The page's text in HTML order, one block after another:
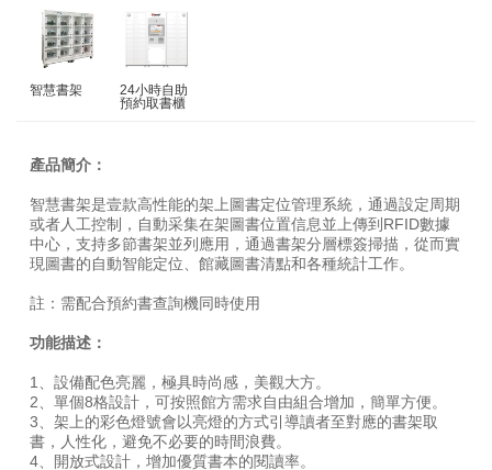
智慧書架
24小時自助
預約取書櫃
產品簡介：
智慧書架是壹款高性能的架上圖書定位管理系統，通過設定周期
或者人工控制，自動采集在架圖書位置信息並上傳到RFID數據
中心，支持多節書架並列應用，通過書架分層標簽掃描，從而實
現圖書的自動智能定位、館藏圖書清點和各種統計工作。
註：需配合預約書查詢機同時使用
功能描述：
1、設備配色亮麗，極具時尚感，美觀大方。
2、單個8格設計，可按照館方需求自由組合增加，簡單方便。
3、架上的彩色燈號會以亮燈的方式引導讀者至對應的書架取
書，人性化，避免不必要的時間浪費。
4、開放式設計，增加優質書本的閱讀率。